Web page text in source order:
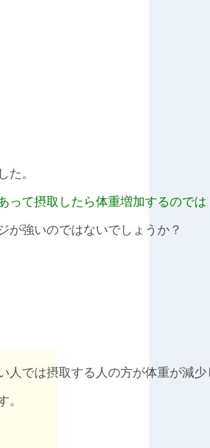
た。
って摂取したら体重増加するのでは
が強いのではないでしょうか？
人では摂取する人の方が体重が減
。